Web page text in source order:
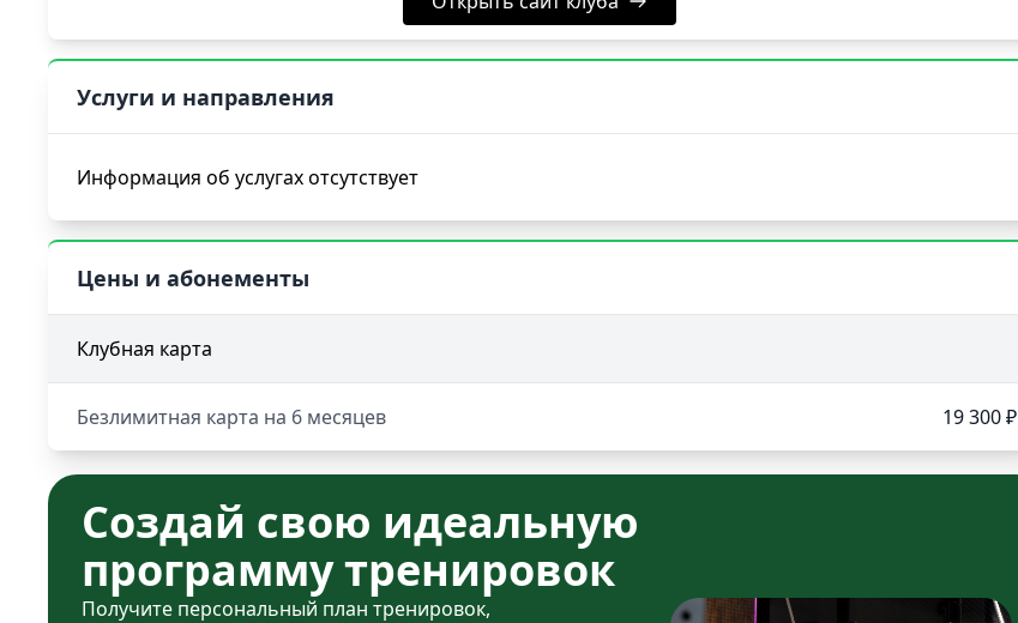
Услуги и направления
Информация об услугах отсутствует
Цены и абонементы
Клубная карта
Безлимитная карта на 6 месяцев 19 300 ₽
Создай свою идеальную
программу тренировок
Получите персональный план тренировок,